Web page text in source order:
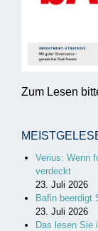
Zum Lesen
Verius: Wenn
verdeckt
23. Juli 2026
Bafin beerdigt
23. Juli 2026
Das lesen Sie